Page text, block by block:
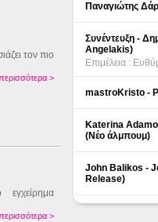
τον πιο
>
>
Παναγιώτης
Συνέντευξη -
Angelakis)
Επιμέλεια :
mastroKristo -
Katerina
(Νέο άλμπουμ)
John Balikos -
Release)